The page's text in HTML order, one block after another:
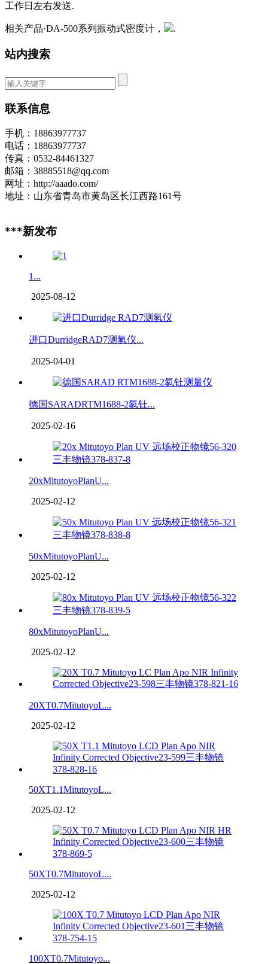
工作日左右发送.
相关产品·DA-500系列振动式密度计， .
站内搜索
联系信息
手机：18863977737
电话：18863977737
传真：0532-84461327
邮箱：38885518@qq.com
网址：http://aaado.com/
地址：山东省青岛市黄岛区长江西路161号
***新发布
1...
2025-08-12
进口DurridgeRAD7测氡仪...
2025-04-01
德国SARADRTM1688-2氡钍...
2025-02-16
20xMitutoyoPlanU...
2025-02-12
50xMitutoyoPlanU...
2025-02-12
80xMitutoyoPlanU...
2025-02-12
20XT0.7MitutoyoL...
2025-02-12
50XT1.1MitutoyoL...
2025-02-12
50XT0.7MitutoyoL...
2025-02-12
100XT0.7Mitutoyo...